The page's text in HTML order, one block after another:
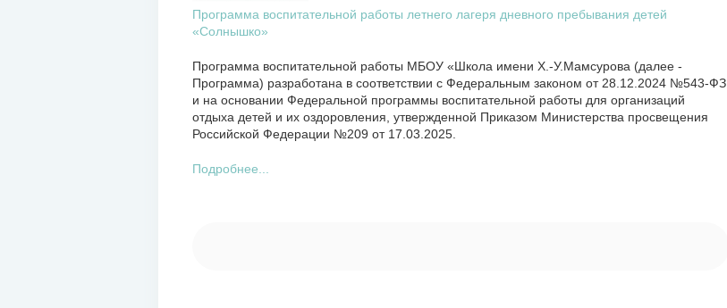
Программа воспитательной работы летнего лагеря дневного пребывания детей
«Солнышко»
Программа воспитательной работы МБОУ «Школа имени Х.-У.Мамсурова (далее -
Программа) разработана в соответствии с Федеральным законом от 28.12.2024 №543-ФЗ
и на основании Федеральной программы воспитательной работы для организаций
отдыха детей и их оздоровления, утвержденной Приказом Министерства просвещения
Российской Федерации №209 от 17.03.2025.
Подробнее...